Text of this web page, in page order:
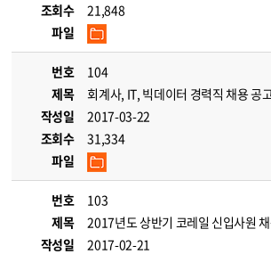
조회수
21,848
파일
번호
104
제목
회계사, IT, 빅데이터 경력직 채용 공
작성일
2017-03-22
조회수
31,334
파일
번호
103
제목
2017년도 상반기 코레일 신입사원
작성일
2017-02-21